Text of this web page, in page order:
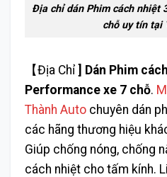
Địa chỉ dán Phim cách nhiệt
chỗ uy tín tại
【Địa Chỉ
Dán Phim
Performance xe 7 chỗ.
Thành Auto chuyên dán
các hãng thương hiệu
Giúp chống nóng, chống
cách nhiệt cho tấm kính.